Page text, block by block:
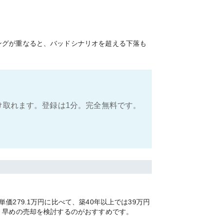
が重なると、バッドシナリオを超える下落も
れます。登録は1分。完全無料です。
価279.1万円に比べて、築40年以上では39万円
めの売却を検討するのがおすすめです。